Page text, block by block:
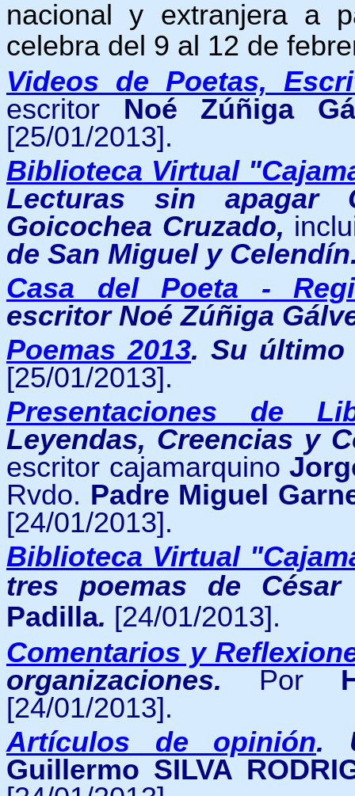
nacional y extranjera a
celebra del 9 al 12 de
Videos de Poetas,
escritor Noé Zúñiga
[25/01/2013].
Biblioteca Virtual
Lecturas sin apagar
Goicochea Cruzado,
de San Miguely
Casa del Poeta -
escritor Noé Zúñiga
Poemas 2013. Su último
[25/01/2013].
Presentaciones de
Leyendas, Creencias y
escritor cajamarquino
Rvdo. Padre Miguel
[24/01/2013].
Biblioteca Virtual
tres poemas de César
Padilla. [24/01/2013].
Comentarios y
organizaciones. Por
[24/01/2013].
Artículos de opinión.
Guillermo SILVA